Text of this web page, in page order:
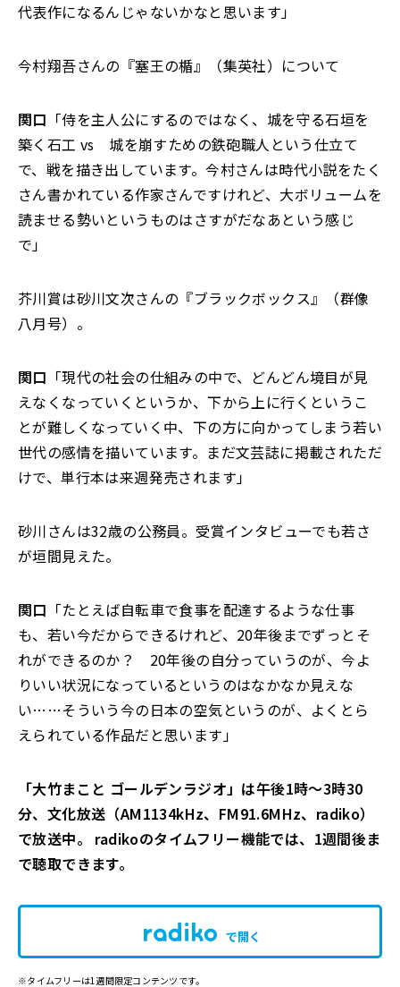
代表作になるんじゃないかなと思います」
今村翔吾さんの『塞王の楯』（集英社）について――
関口 「侍を主人公にするのではなく、城を守る石垣を
築く石工 vs 城を崩すための鉄砲職人という仕立て
で、戦を描き出しています。今村さんは時代小説をたく
さん書かれている作家さんですけれど、大ボリュームを
読ませる勢いというものはさすがだなあという感じ
で」
芥川賞は砂川文次さんの『ブラックボックス』（群像
八月号）。
関口 「現代の社会の仕組みの中で、どんどん境目が見
えなくなっていくというか、下から上に行くというこ
とが難しくなっていく中、下の方に向かってしまう若い
世代の感情を描いています。まだ文芸誌に掲載されただ
けで、単行本は来週発売されます」
砂川さんは32歳の公務員。受賞インタビューでも若さ
が垣間見えた。
関口 「たとえば自転車で食事を配達するような仕事
も、若い今だからできるけれど、20年後までずっとそ
れができるのか？ 20年後の自分っていうのが、今よ
りいい状況になっているというのはなかなか見えな
い……そういう今の日本の空気というのが、よくとら
えられている作品だと思います」
「大竹まこと ゴールデンラジオ」は午後1時～3時30
分、文化放送（AM1134kHz、FM91.6MHz、radiko）
で放送中。 radikoのタイムフリー機能では、1週間後ま
で聴取できます。
で開く
※タイムフリーは1週間限定コンテンツです。